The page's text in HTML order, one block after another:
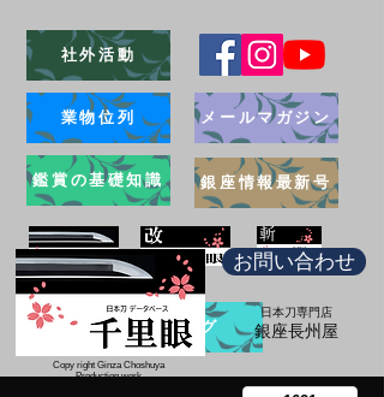
社外活動
業物位列
鑑賞の基礎知識
メールマガジン
銀座情報最新号
ブログ
お問い合わせ
日本刀専門店
​銀座長州屋
Copy right Ginza Choshuya
Production work